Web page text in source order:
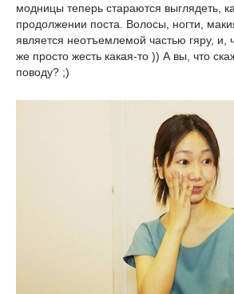
модницы теперь стараются выглядеть,
продолжении поста. Волосы, ногти,
является неотъемлемой частью гяру, и,
же просто жесть какая-то )) А вы, что
поводу? ;)